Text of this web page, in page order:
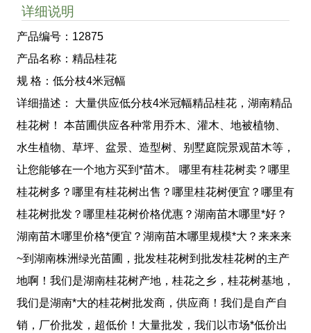
详细说明
产品编号：12875
产品名称：精品桂花
规 格：低分枝4米冠幅
详细描述： 大量供应低分枝4米冠幅精品桂花，湖南精品
桂花树！ 本苗圃供应各种常用乔木、灌木、地被植物、
水生植物、草坪、盆景、造型树、别墅庭院景观苗木等，
让您能够在一个地方买到*苗木。 哪里有桂花树卖？哪里
桂花树多？哪里有桂花树出售？哪里桂花树便宜？哪里有
桂花树批发？哪里桂花树价格优惠？湖南苗木哪里*好？
湖南苗木哪里价格*便宜？湖南苗木哪里规模*大？来来来
~到湖南株洲绿光苗圃，批发桂花树到批发桂花树的主产
地啊！我们是湖南桂花树产地，桂花之乡，桂花树基地，
我们是湖南*大的桂花树批发商，供应商！我们是自产自
销，厂价批发，超低价！大量批发，我们以市场*低价出